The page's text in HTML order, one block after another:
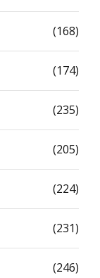
(168)
(174)
(235)
(205)
(224)
(231)
(246)